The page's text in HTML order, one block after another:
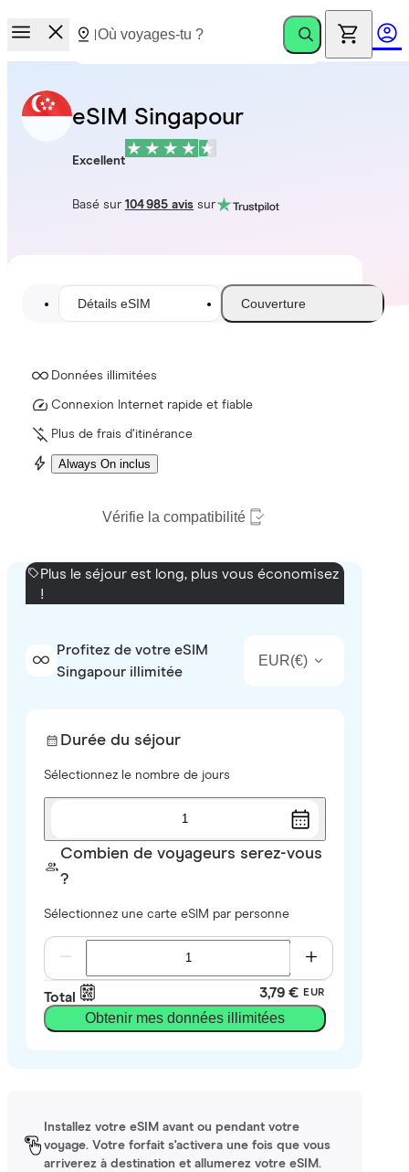
eSIM Singapour
Excellent
Basé sur 104 985 avissur
Détails eSIM Couverture
Données illimitées
Connexion Internet rapide et fiable
Plus de frais d’itinérance
Always On inclus
Vérifie la compatibilité
Plus le séjour est long, plus vous économisez
!
Profitez de votre eSIM
Singapour illimitée
EUR(€)
Durée du séjour
Sélectionnez le nombre de jours
1
Combien de voyageurs serez-vous
?
Sélectionnez une carte eSIM par personne
Total 3,79 € EUR
Obtenir mes données illimitées
Installez votre eSIM avant ou pendant votre
voyage. Votre forfait s'activera une fois que vous
arriverez à destination et allumerez votre eSIM.